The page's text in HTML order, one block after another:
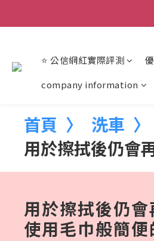
⭐ 公信網紅實際評測
company information
首頁 洗車
用於擦拭後仍會
用於擦拭後仍
使用毛巾般簡